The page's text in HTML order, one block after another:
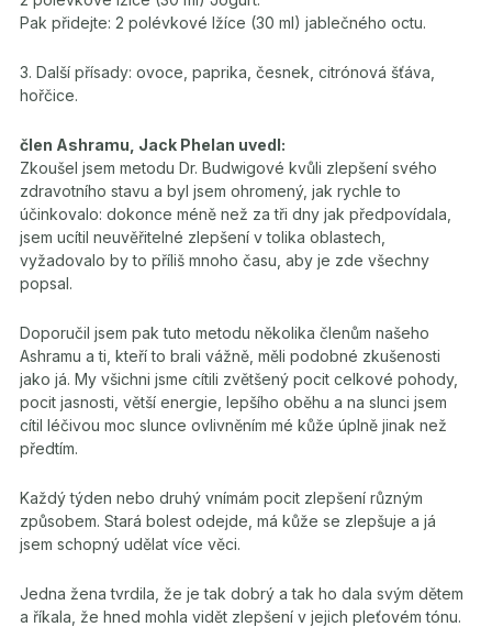
Pak přidejte: 2 polévkové lžíce (30 ml) jablečného octu.
3. Další přísady: ovoce, paprika, česnek, citrónová šťáva,
hořčice.
člen Ashramu, Jack Phelan uvedl:
Zkoušel jsem metodu Dr. Budwigové kvůli zlepšení svého
zdravotního stavu a byl jsem ohromený, jak rychle to
účinkovalo: dokonce méně než za tři dny jak předpovídala,
jsem ucítil neuvěřitelné zlepšení v tolika oblastech,
vyžadovalo by to příliš mnoho času, aby je zde všechny
popsal.
Doporučil jsem pak tuto metodu několika členům našeho
Ashramu a ti, kteří to brali vážně, měli podobné zkušenosti
jako já. My všichni jsme cítili zvětšený pocit celkové pohody,
pocit jasnosti, větší energie, lepšího oběhu a na slunci jsem
cítil léčivou moc slunce ovlivněním mé kůže úplně jinak než
předtím.
Každý týden nebo druhý vnímám pocit zlepšení různým
způsobem. Stará bolest odejde, má kůže se zlepšuje a já
jsem schopný udělat více věci.
Jedna žena tvrdila, že je tak dobrý a tak ho dala svým dětem
a říkala, že hned mohla vidět zlepšení v jejich pleťovém tónu.